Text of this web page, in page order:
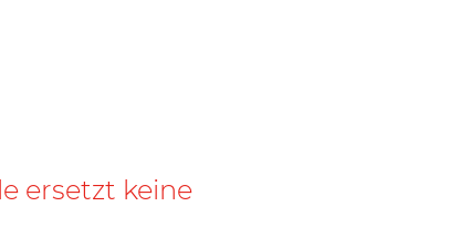
ersetzt keine